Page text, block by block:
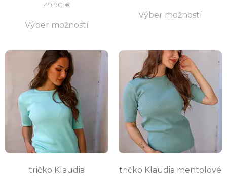
49.90 €
Výber možností
Výber možností
tričko Klaudia
tričko Klaudia mentolové